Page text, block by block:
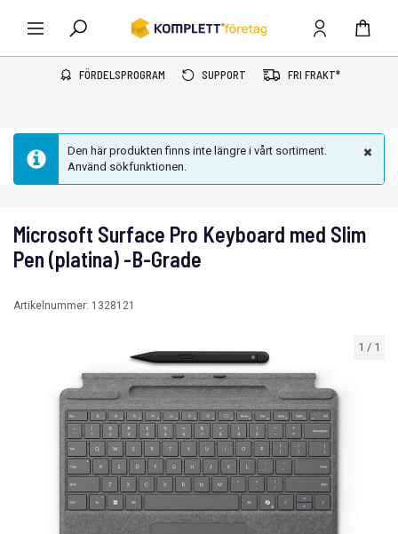
FÖRDELSPROGRAM SUPPORT FRI FRAKT*
Den här produkten finns inte längre i vårt sortiment.
Använd sökfunktionen.
1 / 1
Microsoft Surface Pro Keyboard med Slim
Pen (platina) -B-Grade
Artikelnummer: 1328121